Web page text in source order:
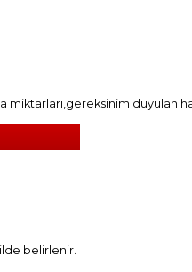
miktarları,gereksinim duyulan
belirlenir.